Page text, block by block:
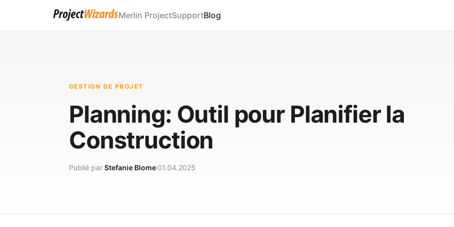
Merlin ProjectSupportBlog
GESTION DE PROJET
Planning: Outil pour Planifier la
Construction
Publié par Stefanie Blome 01.04.2025